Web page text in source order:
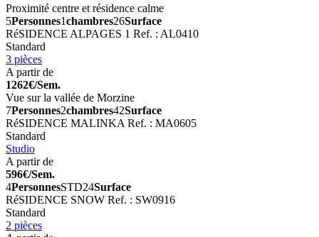
Proximité centre et résidence calme
5Personnes1chambres26Surface
RéSIDENCE ALPAGES 1 Ref. : AL0410
Standard
3 pièces
A partir de
1262€/Sem.
Vue sur la vallée de Morzine
7Personnes2chambres42Surface
RéSIDENCE MALINKA Ref. : MA0605
Standard
Studio
A partir de
596€/Sem.
4PersonnesSTD24Surface
RéSIDENCE SNOW Ref. : SW0916
Standard
2 pièces